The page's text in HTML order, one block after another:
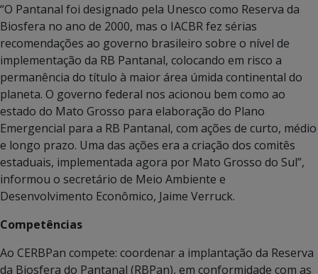
“O Pantanal foi designado pela Unesco como Reserva da
Biosfera no ano de 2000, mas o IACBR fez sérias
recomendações ao governo brasileiro sobre o nível de
implementação da RB Pantanal, colocando em risco a
permanência do título à maior área úmida continental do
planeta. O governo federal nos acionou bem como ao
estado do Mato Grosso para elaboração do Plano
Emergencial para a RB Pantanal, com ações de curto, médio
e longo prazo. Uma das ações era a criação dos comitês
estaduais, implementada agora por Mato Grosso do Sul”,
informou o secretário de Meio Ambiente e
Desenvolvimento Econômico, Jaime Verruck.
Competências
Ao CERBPan compete: coordenar a implantação da Reserva
da Biosfera do Pantanal (RBPan), em conformidade com as